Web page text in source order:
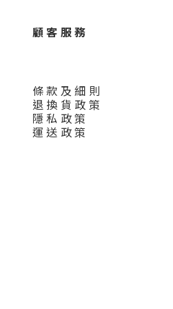
顧 客 服 務
條 款 及 細 則
退 換 貨 政 策
隱 私 政 策
運 送 政 策